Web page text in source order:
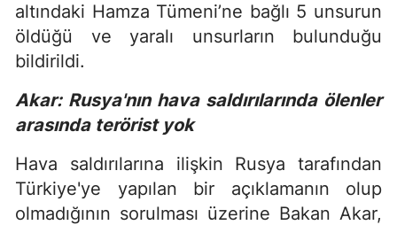
altındaki Hamza Tümeni’ne bağlı 5 unsurun
öldüğü ve yaralı unsurların bulunduğu
bildirildi.
Akar: Rusya'nın hava saldırılarında ölenler
arasında terörist yok
Hava saldırılarına ilişkin Rusya tarafından
Türkiye'ye yapılan bir açıklamanın olup
olmadığının sorulması üzerine Bakan Akar,